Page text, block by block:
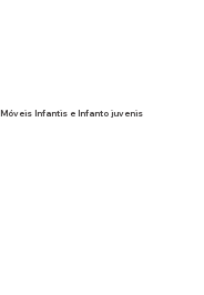
Móveis Infantis e Infanto juvenis